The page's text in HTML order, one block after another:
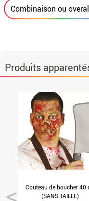
Combinaison ou
Produits
Couteau de boucher 40
(SANS TAILLE)